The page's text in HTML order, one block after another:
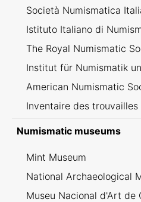
Società Numismatica
Istituto Italiano di
The Royal Numismatic
Institut für Numismatik
American Numismatic
Inventaire des
Numismatic museums
Mint Museum
National Archaeological
Museu Nacional d'Art de